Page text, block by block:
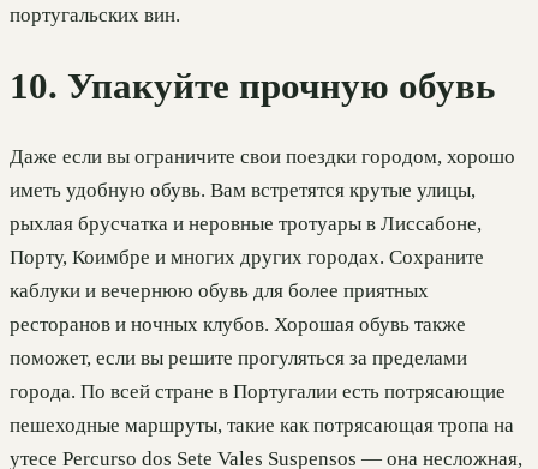
португальских вин.
10. Упакуйте прочную обувь
Даже если вы ограничите свои поездки городом, хорошо
иметь удобную обувь. Вам встретятся крутые улицы,
рыхлая брусчатка и неровные тротуары в Лиссабоне,
Порту, Коимбре и многих других городах. Сохраните
каблуки и вечернюю обувь для более приятных
ресторанов и ночных клубов. Хорошая обувь также
поможет, если вы решите прогуляться за пределами
города. По всей стране в Португалии есть потрясающие
пешеходные маршруты, такие как потрясающая тропа на
утесе Percurso dos Sete Vales Suspensos — она несложная,